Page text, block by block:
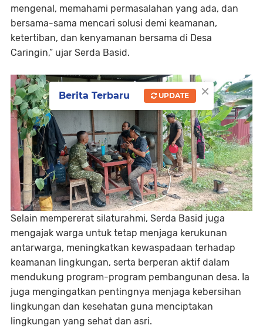
mengenal, memahami permasalahan yang ada, dan
bersama-sama mencari solusi demi keamanan,
ketertiban, dan kenyamanan bersama di Desa
Caringin,” ujar Serda Basid.
Selain mempererat silaturahmi, Serda Basid juga
mengajak warga untuk tetap menjaga kerukunan
antarwarga, meningkatkan kewaspadaan terhadap
keamanan lingkungan, serta berperan aktif dalam
mendukung program-program pembangunan desa. Ia
juga mengingatkan pentingnya menjaga kebersihan
lingkungan dan kesehatan guna menciptakan
lingkungan yang sehat dan asri.
×
Berita Terbaru UPDATE